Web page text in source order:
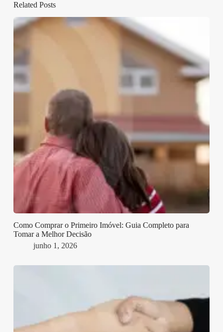
Related Posts
Como Comprar o Primeiro Imóvel: Guia Completo para
Tomar a Melhor Decisão
junho 1, 2026